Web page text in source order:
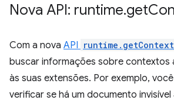
Nova API: runtime.get
Com a nova API
buscar informações sobre contextos
às suas extensões. Por exemplo,
verificar se há um documento invisível